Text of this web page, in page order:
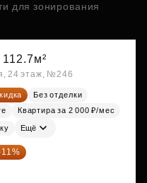
для зонирования
112.7м²
24 этаж, №246
Без отделки
Квартира за 2 000 ₽/мес
Ещё